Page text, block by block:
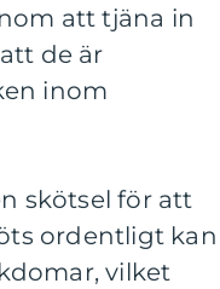
att tjäna in
de är
inom
skötsel för att
ordentligt kan
vilket